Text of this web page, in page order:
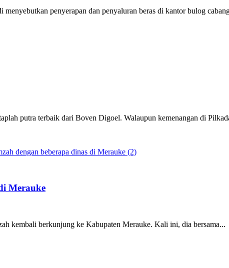
penyerapan dan penyaluran beras di kantor bulog
putra terbaik dari Boven Digoel. Walaupun kemenangan di
Merauke
kembali berkunjung ke Kabupaten Merauke. Kali ini, dia bersama...